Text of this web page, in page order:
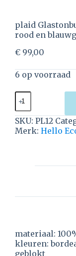
plaid
rood en
€ 99,00
6 op voorraad
SKU: PL12
Merk: Hello
materiaal:
kleuren:
geblokt